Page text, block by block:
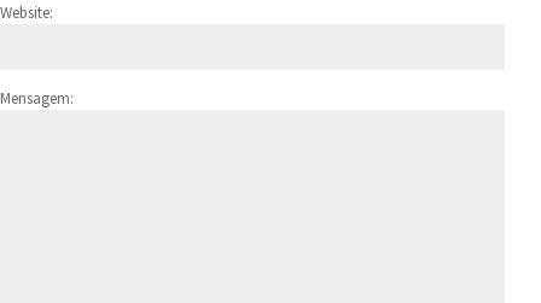
Website:
Mensagem: